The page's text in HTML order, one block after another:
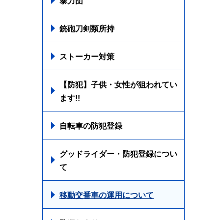
銃砲刀剣類所持
ストーカー対策
【防犯】子供・女性が狙われてい
ます!!
自転車の防犯登録
グッドライダー・防犯登録につい
て
移動交番車の運用について